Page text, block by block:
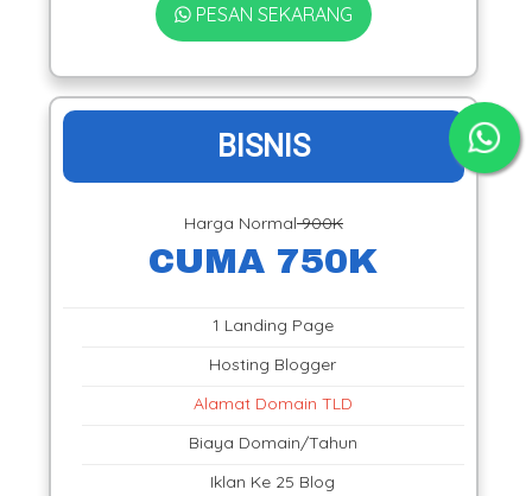
PESAN SEKARANG
BISNIS
Harga Normal900K
CUMA 750K
1 Landing Page
Hosting Blogger
Alamat Domain TLD
Biaya Domain/Tahun
Iklan Ke 25 Blog